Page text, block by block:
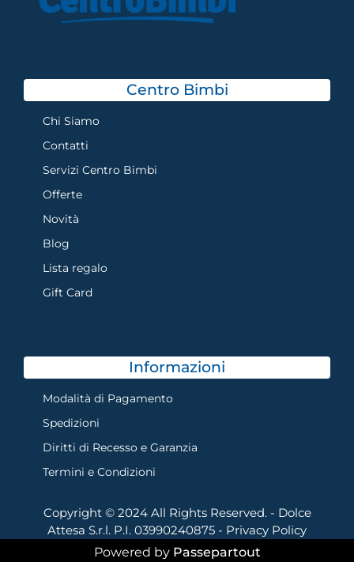
Centro Bimbi
Chi Siamo
Contatti
Servizi Centro Bimbi
Offerte
Novità
Blog
Lista regalo
Gift Card
Informazioni
Modalità di Pagamento
Spedizioni
Diritti di Recesso e Garanzia
Termini e Condizioni
Copyright © 2024 All Rights Reserved. - Dolce
Attesa S.r.l. P.I. 03990240875 - Privacy Policy
Powered by Passepartout